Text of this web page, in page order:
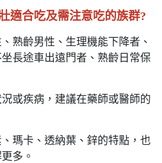
適合吃及需注意吃的族群?
熟齡男性、生理機能下降者、
長途車出遠門者、熟齡日常保
或疾病，建議在藥師或醫師的
瑪卡、透納葉、鋅的特點，也
多。